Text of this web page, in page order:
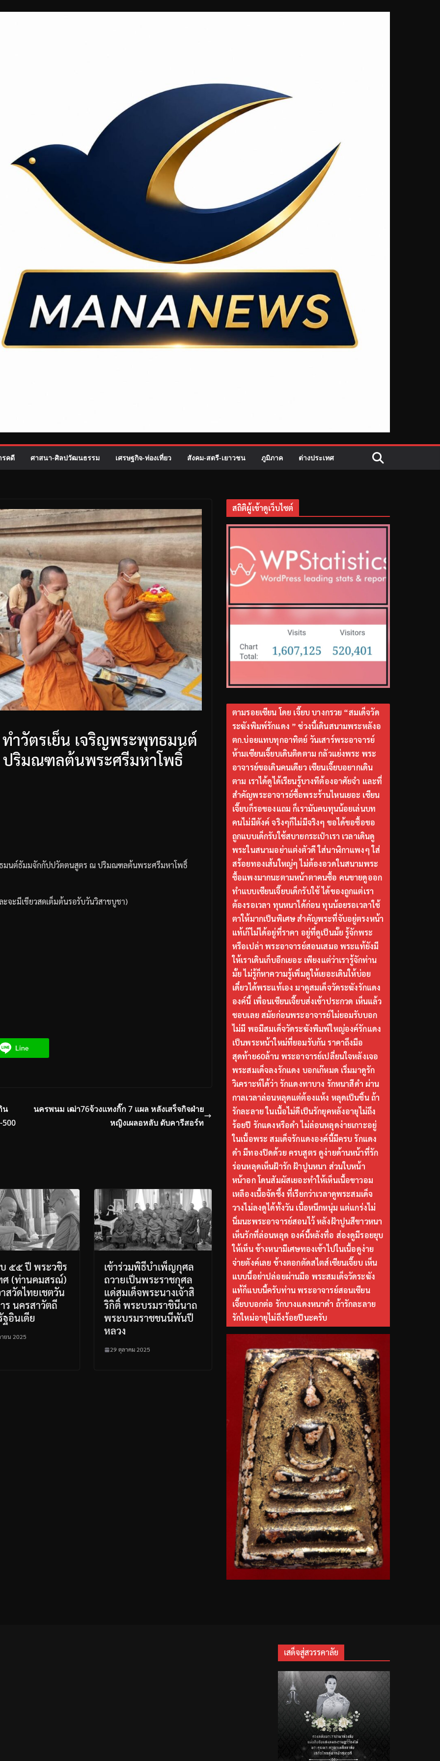
รคดี ศาสนา-ศิลปวัฒนธรรม เศรษฐกิจ-ท่องเที่ยว สังคม-สตรี-เยาวชน ภูมิภาค ต่างประเทศ
ำวัตรเย็น เจริญพระพุทธมนต์
ริมณฑลต้นพระศรีมหาโพธิ์
มนต์ธัมมจักกัปปวัตตนสูตร ณปริมณฑลต้นพระศรีมหาโพธิ์
ะจะมีเขียวสดเต็มต้นรอรับวันวิสาขบูชา)
Line
น
นครพนม เฒ่า76จ้วงแทงกิ๊ก 7 แผล หลังเสร็จกิจฝ่าย
หญิงเผลอหลับ ดับคารีสอร์ท
๕๕ ปี พระวชิร
ศ (ท่านคมสรณ์)
าสวัดไทยเชตวัน
ร นครสาวัตถี
ฐอินเดีย
ยน 2025
เข้าร่วมพิธีบำเพ็ญกุศล
ถวายเป็นพระราชกุศล
แด่สมเด็จพระนางเจ้าสิ
ริกิติ์ พระบรมราชินีนาถ
พระบรมราชชนนีพันปี
หลวง
29 ตุลาคม 2025
สถิติผู้เข้าดูเว็บไซต์
ตามรอยเซียน โดย เจี๊ยบ บางกรวย “สมเด็จวัด
ระฆังพิมพ์รักแดง ” ช่วงนี้เดินสนามพระหลังอ
ตก.บ่อยแทบทุกอาทิตย์ วันเสาร์พระอาจารย์
ห้ามเซียนเจี๊ยบเดินติดตาม กลัวแย่งพระ พระ
อาจารย์ขอเดินคนเดียว เซียนเจี๊ยบอยากเดิน
ตาม เราได้ดูได้เรียนรู้บางทีต้องอาศัยจำ และที่
สำคัญพระอาจารย์ซื้อพระร้านไหนเยอะ เซียน
เจี๊ยบก็รอของแถม ก็เรามันคนทุนน้อยเล่นบท
คนไม่มีตังค์ จริงๆก็ไม่มีจริงๆ ขอได้ขอซื้อขอ
ถูกแบบเด็กรับใช้สบายกระเป๋าเรา เวลาเดินดู
พระในสนามอย่าแต่งตัวดี ใส่นาฬิกาแพงๆ ใส่
สร้อยทองเส้นใหญ่ๆ ไม่ต้องอวดในสนามพระ
ซื้อแพงมากนะตามหน้าตาคนซื้อ คนขายดูออก
ทำแบบเซียนเจี๊ยบเด็กรับใช้ ได้ของถูกแต่เรา
ต้องรอเวลา ทุนหนาได้ก่อน ทุนน้อยรอเวลาใช้
ตาให้มากเป็นพิเศษ สำคัญพระที่จับอยู่ตรงหน้า
แท้เก๊ไม่ได้อยู่ที่ราคา อยู่ที่ดูเป็นมั้ย รู้จักพระ
หรือเปล่า พระอาจารย์สอนเสมอ พระแท้ยังมี
ให้เราเดินเก็บอีกเยอะ เพียงแต่ว่าเรารู้จักท่าน
มั้ย ไม่รู้ก็หาความรู้เพิ่มดูให้เยอะเดินให้บ่อย
เดี๋ยวได้พระแท้เอง มาดูสมเด็จวัดระฆังรักแดง
องค์นี้ เพื่อนเซียนเจี๊ยบส่งเข้าประกวด เห็นแล้ว
ชอบเลย สมัยก่อนพระอาจารย์ไม่ยอมรับบอก
ไม่มี พอมีสมเด็จวัดระฆังพิมพ์ใหญ่องค์รักแดง
เป็นพระหน้าใหม่ที่ยอมรับกัน ราคาถึงมือ
สุดท้าย60ล้าน พระอาจารย์เปลี่ยนใจหลังเจอ
พระสมเด็จลงรักแดง บอกเก๊หมด เริ่มมาดูรัก
วิเคราะห์ได้ว่า รักแดงทาบาง รักหนาสีดำ ผ่าน
กาลเวลาล่อนหลุดแต่ต้องแห้ง หลุดเป็นชิ้น ถ้า
รักละลาย ในเนื้อไม่ดีเป็นรักยุคหลังอายุไม่ถึง
ร้อยปี รักแดงหรือดำ ไม่ล่อนหลุดง่ายเกาะอยู่
ในเนื้อพระ สมเด็จรักแดงองค์นี้มีครบ รักแดง
ดำ มีทองปิดด้วย ครบสูตร ดูง่ายด้านหน้าที่รัก
ร่อนหลุดเห็นฝ้ารัก ฝ้าปูนหนา ส่วนใบหน้า
หน้าอก โดนสัมผัสเยอะทำให้เห็นเนื้อขาวอม
เหลืองเนื้อจัดซึ้ง ที่เรียกว่าเวลาดูพระสมเด็จ
วางไม่ลงดูได้ทั้งวัน เนื้อหนึกหนุ่ม แต่แกร่งไม่
นิ่มนะพระอาจารย์สอนไว้ หลังฝ้าปูนสีขาวหนา
เห็นรักที่ล่อนหลุด องค์นี้หลังทื่อ ส่องดูมีรอยยุบ
ให้เห็น ข้างหนามีเศษทองเข้าไปในเนื้อดูง่าย
จ่ายตังค์เลย ข้างตอกตัดสไตส์เซียนเจี๊ยบ เห็น
แบบนี้อย่าปล่อยผ่านมือ พระสมเด็จวัดระฆัง
แท้ก็แบบนี้ครับท่าน พระอาจารย์สอนเซียน
เจี๊ยบบอกต่อ รักบางแดงหนาดำ ถ้ารักละลาย
รักใหม่อายุไม่ถึงร้อยปีนะครับ
เสด็จสู่สวรรคาลัย